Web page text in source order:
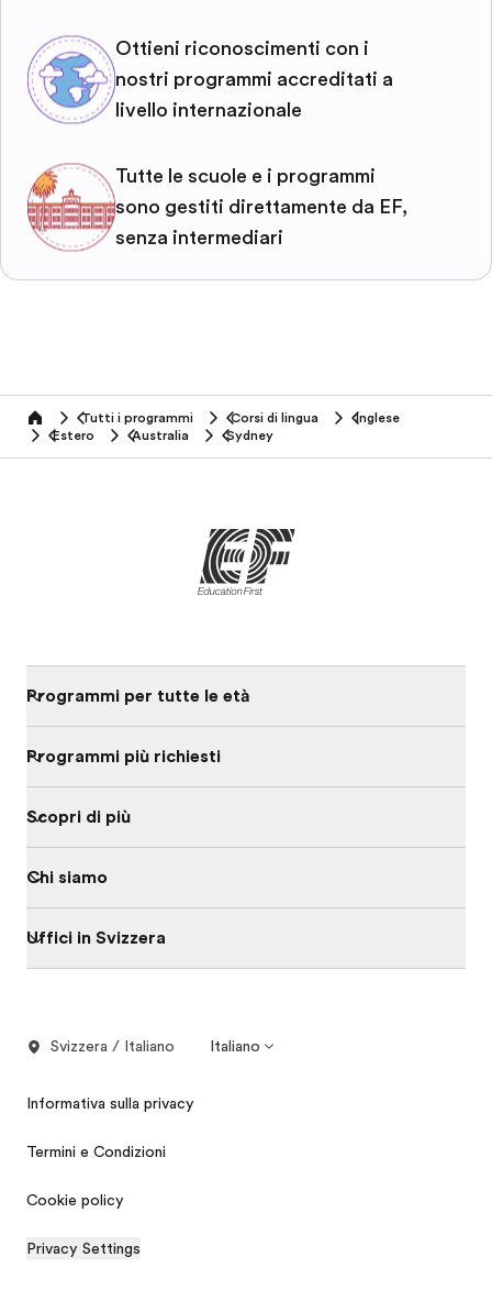
Ottieni riconoscimenti con i
nostri programmi accreditati a
livello internazionale
Tutte le scuole e i programmi
sono gestiti direttamente da EF,
senza intermediari
home Tutti i programmi Corsi di lingua
Inglese
Estero
Australia Sydney
Programmi per tutte le età
Programmi più richiesti
Scopri di più
Chi siamo
Uffici in Svizzera
Svizzera / Italiano Italiano
Informativa sulla privacy
Termini e Condizioni
Cookie policy
Privacy Settings